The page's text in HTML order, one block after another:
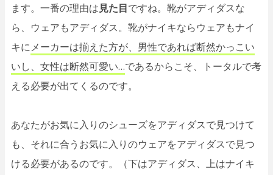
ます。一番の理由は見た目ですね。靴がアディダスな
ら、ウェアもアディダス。靴がナイキならウェアもナイ
キにメーカーは揃えた方が、男性であれば断然かっこい
いし、女性は断然可愛い…であるからこそ、トータルで考
える必要が出てくるのです。
あなたがお気に入りのシューズをアディダスで見つけて
も、それに合うお気に入りのウェアをアディダスで見つ
ける必要があるのです。（下はアディダス、上はナイキ